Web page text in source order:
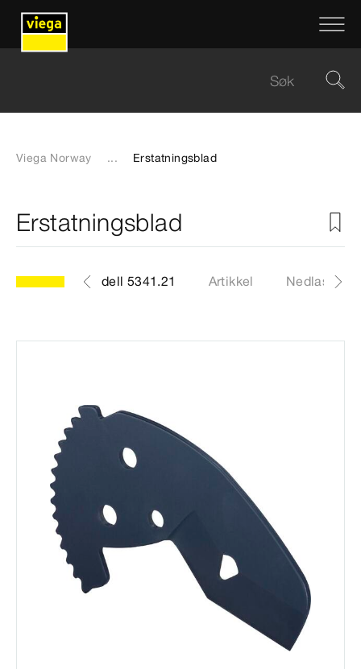
Viega Norway ... Erstatningsblad
Erstatningsblad
Modell 5341.21 Artikkel